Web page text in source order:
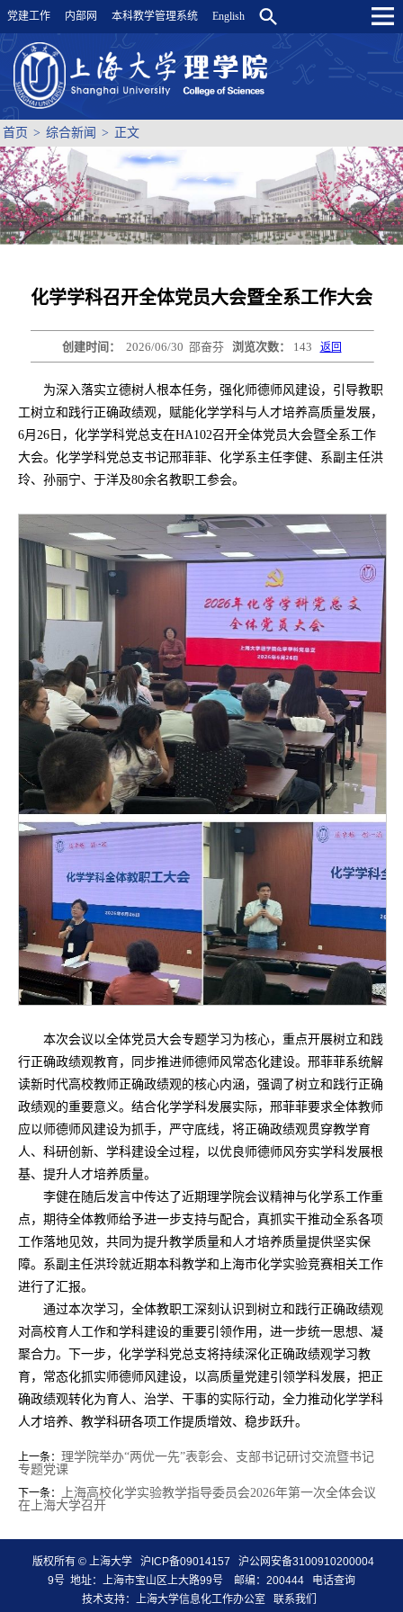
党建工作 内部网 本科教学管理系统 English
首页 > 综合新闻 > 正文
化学学科召开全体党员大会暨全系工作大会
创建时间： 2026/06/30 邵奋芬 浏览次数： 143 返回
为深入落实立德树人根本任务，强化师德师风建设，引导教职
工树立和践行正确政绩观，赋能化学学科与人才培养高质量发展，
6月26日，化学学科党总支在HA102召开全体党员大会暨全系工作
大会。化学学科党总支书记邢菲菲、化学系主任李健、系副主任洪
玲、孙丽宁、于洋及80余名教职工参会。
本次会议以全体党员大会专题学习为核心，重点开展树立和践
行正确政绩观教育，同步推进师德师风常态化建设。邢菲菲系统解
读新时代高校教师正确政绩观的核心内涵，强调了树立和践行正确
政绩观的重要意义。结合化学学科发展实际，邢菲菲要求全体教师
应以师德师风建设为抓手，严守底线，将正确政绩观贯穿教学育
人、科研创新、学科建设全过程，以优良师德师风夯实学科发展根
基、提升人才培养质量。
李健在随后发言中传达了近期理学院会议精神与化学系工作重
点，期待全体教师给予进一步支持与配合，真抓实干推动全系各项
工作落地见效，共同为提升教学质量和人才培养质量提供坚实保
障。系副主任洪玲就近期本科教学和上海市化学实验竞赛相关工作
进行了汇报。
通过本次学习，全体教职工深刻认识到树立和践行正确政绩观
对高校育人工作和学科建设的重要引领作用，进一步统一思想、凝
聚合力。下一步，化学学科党总支将持续深化正确政绩观学习教
育，常态化抓实师德师风建设，以高质量党建引领学科发展，把正
确政绩观转化为育人、治学、干事的实际行动，全力推动化学学科
人才培养、教学科研各项工作提质增效、稳步跃升。
上一条： 理学院举办“两优一先”表彰会、支部书记研讨交流暨书记
专题党课
下一条：
上海高校化学实验教学指导委员会2026年第一次全体会议
在上海大学召开
版权所有 ©上海大学 沪ICP备09014157
沪公网安备3100910200004
9号 地址：上海市宝山区上大路99号 邮编：200444 电话查询
技术支持：
上海大学信息化工作办公室 联系我们